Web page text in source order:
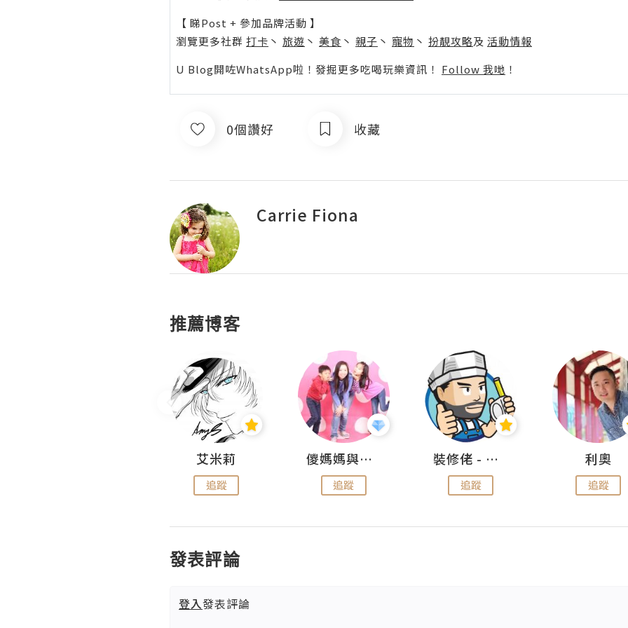
【 睇Post + 參加品牌活動 】
瀏覽更多社群 打卡 丶 旅遊 丶 美食 丶 親子 丶 寵物 丶 扮靚攻略及 活動情報
U Blog開咗WhatsApp啦！發掘更多吃喝玩樂資訊！ Follow 我哋 ！
0個讚好 收藏
Carrie Fiona
推薦博客
艾米莉
追蹤
儍媽媽與兩隻小魔怪之家
追蹤
裝修佬 - 香港一站式網上裝修平台
追蹤
利奧
追蹤
發表評論
登入發表評論